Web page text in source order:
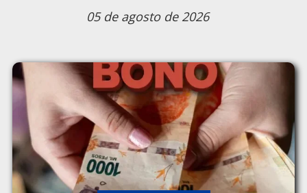
05 de agosto de 2026